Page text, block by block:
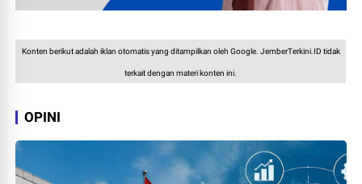
Konten berikut adalah iklan otomatis yang ditampilkan oleh Google. JemberTerkini.ID tidak
terkait dengan materi konten ini.
OPINI